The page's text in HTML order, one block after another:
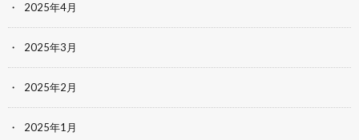
2025年4月
2025年3月
2025年2月
2025年1月